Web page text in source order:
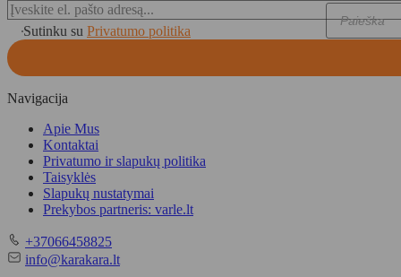
Products
search
Sutinku su Privatumo politika
Navigacija
Apie Mus
Kontaktai
Privatumo ir slapukų politika
Taisyklės
Slapukų nustatymai
Prekybos partneris: varle.lt
+37066458825Telefonas
info@karakara.ltEl.